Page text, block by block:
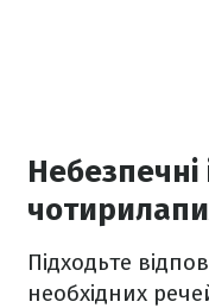
Підходьте
необхідних